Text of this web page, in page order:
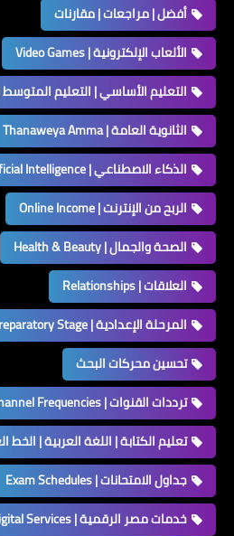
أفضل | مراجعات | مقارنات
الألعاب الإلكترونية | Video Games
التعليم الأساسي | التعليم المتوسط
الثانوية العامة | Thanaweya Amma
الذكاء الاصطناعي | Artificial Intelligence
الربح من الإنترنت | Online Income
الصحة والجمال | Health & Beauty
العلاقات | Relationships
المرحلة الإعدادية | Preparatory Stage
تحسين محركات البحث
ترددات القنوات | Channel Frequencies
تعليم الكتابة | اللغة العربية | الخط
جداول الامتحانات | Exam Schedules
خدمات مصر الرقمية | Egypt Digital Services